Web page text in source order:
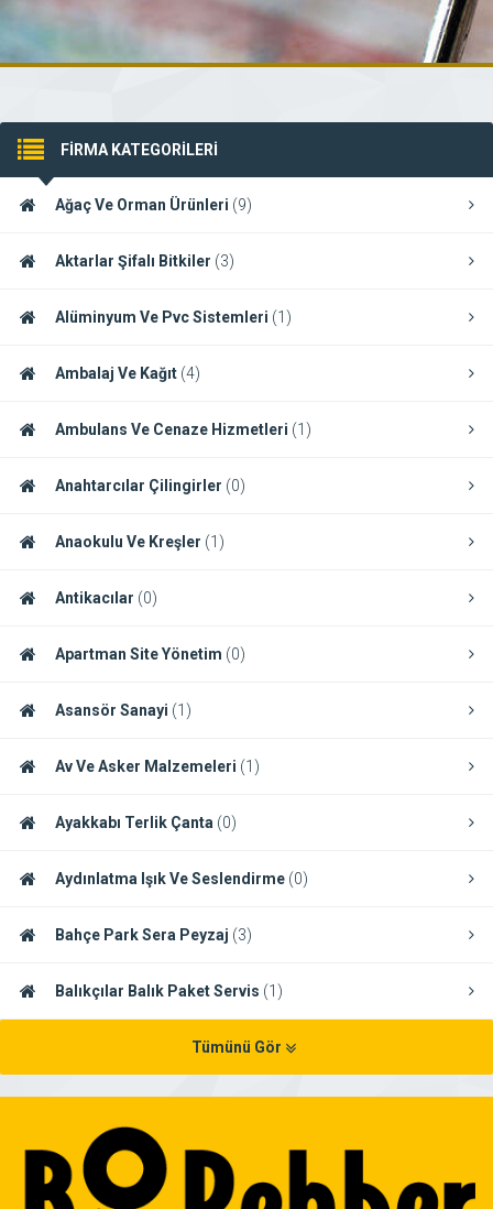
FİRMA KATEGORİLERİ
Ağaç Ve Orman Ürünleri (9)
Aktarlar Şifalı Bitkiler (3)
Alüminyum Ve Pvc Sistemleri (1)
Ambalaj Ve Kağıt (4)
Ambulans Ve Cenaze Hizmetleri (1)
Anahtarcılar Çilingirler (0)
Anaokulu Ve Kreşler (1)
Antikacılar (0)
Apartman Site Yönetim (0)
Asansör Sanayi (1)
Av Ve Asker Malzemeleri (1)
Ayakkabı Terlik Çanta (0)
Aydınlatma Işık Ve Seslendirme (0)
Bahçe Park Sera Peyzaj (3)
Balıkçılar Balık Paket Servis (1)
Tümünü Gör